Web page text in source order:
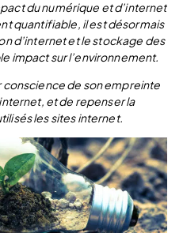
du numérique et d’internet
quantifiable, il est désormais
d’internet et le stockage des
impact sur l’environnement.
conscience de son empreinte
et de repenser la
les sites internet.